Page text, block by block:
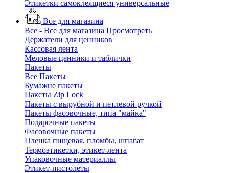
Этикетки самоклеящиеся универсальные
Все для магазина
Все - Все для магазина Просмотреть
Держатели для ценников
Кассовая лента
Меловые ценники и таблички
Пакеты
Все Пакеты
Бумажне пакеты
Пакеты Zip Lock
Пакеты с вырубной и петлевой ручкой
Пакеты фасовочные, типа "майка"
Подарочные пакеты
Фасовочные пакеты
Пленка пищевая, пломбы, шпагат
Термоэтикетки, этикет-лента
Упаковочные материаллы
Этикет-пистолеты